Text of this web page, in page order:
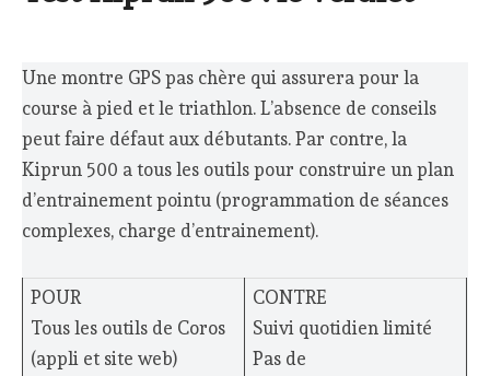
Une montre GPS pas chère qui assurera pour la
course à pied et le triathlon. L’absence de conseils
peut faire défaut aux débutants. Par contre, la
Kiprun 500 a tous les outils pour construire un plan
d’entrainement pointu (programmation de séances
complexes, charge d’entrainement).
POUR
Tous les outils de Coros
(appli et site web)
CONTRE
Suivi quotidien limité
Pas de